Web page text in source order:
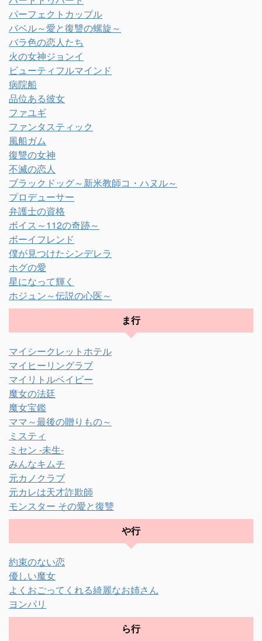
パーフェクトカップル
バベル～愛と復讐の螺旋～
バラ色の恋人たち
火の女神ジョンイ
ビューティフルマインド
病院船
品位ある彼女
ファユギ
ファンタスティック
風船ガム
復讐の女神
不滅の恋人
ブラックドッグ～新米教師コ・ハヌル～
プロデューサー
弁護士の資格
ボイス～112の奇跡～
ボーイフレンド
僕が見つけたシンデレラ
ホグの愛
星になって輝く
ホジュン～伝説の心医～
ま行
マイシークレットホテル
マイヒーリングラブ
マイリトルベイビー
魔女の法廷
魔女宝鑑
ママ～最後の贈りもの～
ミスティ
ミセン -未生-
みんなキムチ
元カノクラブ
元カレは天才詐欺師
モンスター その愛と復讐
や行
約束のない恋
優しい魔女
よくおごってくれる綺麗なお姉さん
ヨンパリ
ら行